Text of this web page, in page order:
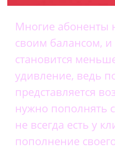
Многие абоненты
своим балансом, и
становится
удивление, ведь
представляется
нужно пополнять
не всегда есть у
пополнение